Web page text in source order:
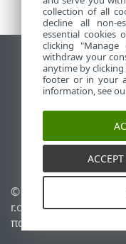
Προβολή
End of Life
Γνωσιακή βάση
Ομάδα
ESET Status
Τοπική
© 1992 - 2025 ESET,
r.o. - Με την
παντός δικαιώματος.
collection of all
decline all non-
essential cookies
clicking
withdraw your
anytime by
footer or in your
information, see